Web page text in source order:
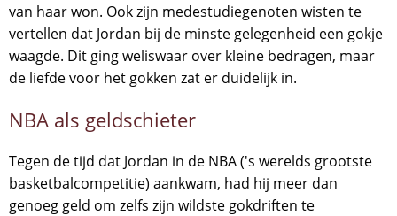
van haar won. Ook zijn medestudiegenoten wisten te
vertellen dat Jordan bij de minste gelegenheid een gokje
waagde. Dit ging weliswaar over kleine bedragen, maar
de liefde voor het gokken zat er duidelijk in.
NBA als geldschieter
Tegen de tijd dat Jordan in de NBA ('s werelds grootste
basketbalcompetitie) aankwam, had hij meer dan
genoeg geld om zelfs zijn wildste gokdriften te